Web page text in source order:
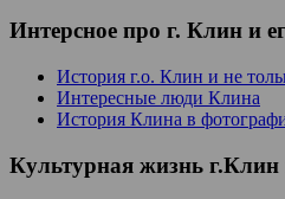
Интерсное про г. Клин и
История г.о. Клин и не
Интересные люди Клина
История Клина в
Культурная жизнь г.Клин